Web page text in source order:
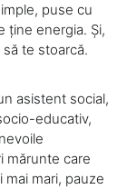
puse cu
ține energia. Și,
te stoarcă.
asistent social,
educativ,
mărunte care
mari, pauze